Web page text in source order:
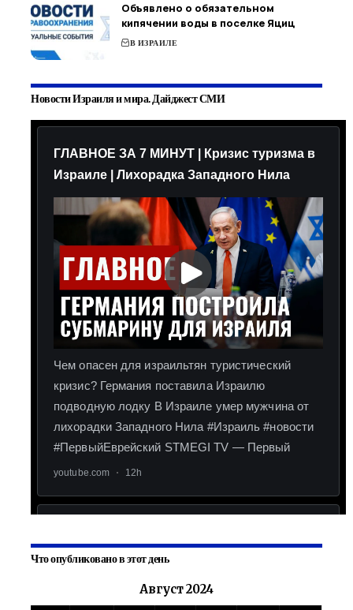
Объявлено о обязательном
кипячении воды в поселке Яциц
В ИЗРАИЛЕ
Новости Израиля и мира. Дайджест СМИ
Что опубликовано в этот день
Август 2024